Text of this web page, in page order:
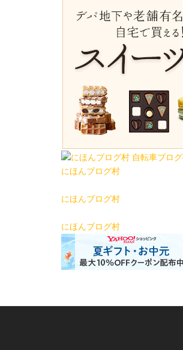
にほんブログ村
にほんブログ村
にほんブログ村